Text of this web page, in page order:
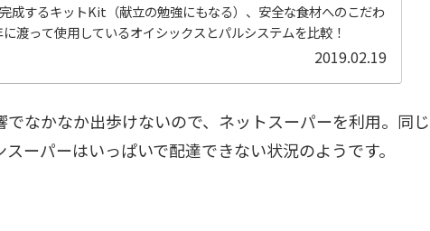
成するキットKit（献立の勉強にもなる）、安全な食材へのこだわ
渡って使用しているオイシックスとパルシステムを比較！
2019.02.19
なかなか出歩けないので、ネットスーパーを利用。同じ
ーパーはいっぱいで配達できない状況のようです。